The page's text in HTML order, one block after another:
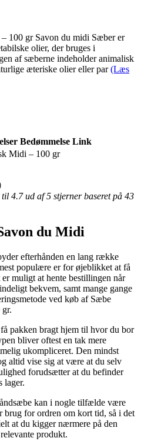
100 gr Savon du midi Sæber er
olier, der bruges i
af sæberne indeholder animalisk
æteriske olier eller par(Læs
Bedømmelse Link
Midi – 100 gr
til 4.7 ud af 5 stjerner baseret på 43
du Midi
efterhånden en lang række
populære er for øjeblikket at få
muligt at hente bestillingen når
bekvem, samt mange gange
ved køb af Sæbe
pakken bragt hjem til hvor du bor
bliver oftest en tak mere
ukompliceret. Den mindst
altid vise sig at være at du selv
forudsætter at du befinder
lager.
kan i nogle tilfælde være
brug for ordren om kort tid, så i det
at du kigger nærmere på den
produkt.